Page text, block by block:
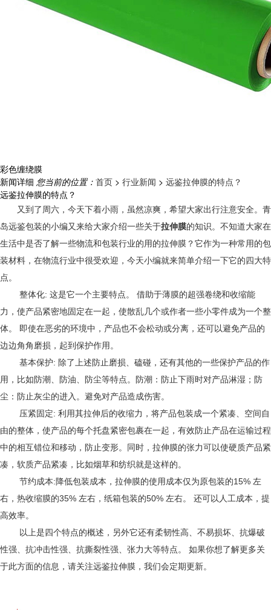
彩色缠绕膜
新闻详细 您当前的位置： 首页 > 行业新闻 > 远鉴拉伸膜的特点？
远鉴拉伸膜的特点？
又到了周六，今天下着小雨，虽然凉爽，希望大家出行注意安全。青
岛远鉴包装的小编又来给大家介绍一些关于拉伸膜的知识。不知道大家在
生活中是否了解一些物流和包装行业的用的拉伸膜 ？ 它作为一种常用的包
装材料，在物流行业中很受欢迎， 今天小编就来简单介绍一下它的四大特
点。
整体化: 这是它一个主要特点。
借助于薄膜的超强卷绕和收缩能
力，使产品紧密地固定在一起，使散乱几个或作者一些小零件成为一个整
体。
即使在恶劣的环境中，产品也不会松动或分离， 还可以避免产品的
边边角角磨损，起到保护作用 。
基本保护: 除了上述防止磨损、磕碰，还有其他的一些保护产品的作
用，比如防潮、防油、防尘等特点。防潮：防止下雨时对产品淋湿；防
尘：防止灰尘的进入。避免对产品造成伤害。
压紧固定: 利用其拉伸后的收缩力，将产品包装成一个紧凑、空间自
由的整体，使产品的每个托盘紧密包裹在一起，有效防止产品在运输过程
中的相互错位和移动 ，防止变形。
同时，拉伸膜的张力可以使硬质产品紧
凑，软质产品紧凑， 比如烟草和纺织就是这样的。
节约成本: 降低包装成本，拉伸膜的使用 成本仅为原包装的15% 左
右，热收缩膜的35% 左右，纸箱包装的50% 左右。 还可以 人工成本 ，提
高效率。
以上是 四个特点的概述 ，另外它还有柔韧性高、不易损坏、抗爆破
性强、抗冲击性强、抗撕裂性强、张力大等特点。
如果你想了解更多关
于此方面的信息，请关注远鉴拉伸膜， 我们会定期更新。